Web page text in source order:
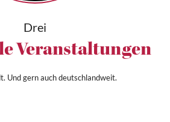
Drei
Veranstaltungen
Und gern auch deutschlandweit.